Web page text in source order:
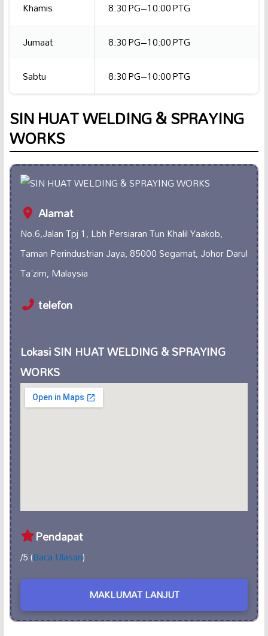
Khamis
8:30 PG–10:00 PTG
Jumaat
8:30 PG–10:00 PTG
Sabtu
8:30 PG–10:00 PTG
SIN HUAT WELDING & SPRAYING
WORKS
Alamat
No.6,Jalan Tpj 1, Lbh Persiaran Tun Khalil Yaakob,
Taman Perindustrian Jaya, 85000 Segamat, Johor Darul
Ta'zim, Malaysia
telefon
Lokasi SIN HUAT WELDING & SPRAYING
WORKS
Pendapat
/5 (Baca Ulasan)
MAKLUMAT LANJUT